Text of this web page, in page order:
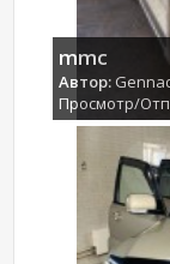
mmc
Автор:
Просмотр/